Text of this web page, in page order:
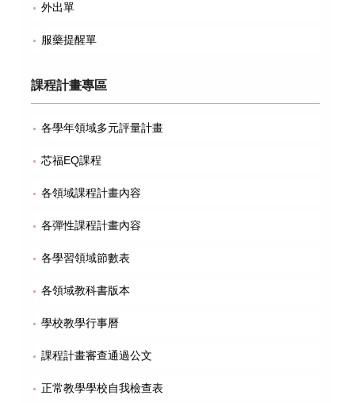
外出單
服藥提醒單
課程計畫專區
各學年領域多元評量計畫
芯福EQ課程
各領域課程計畫內容
各彈性課程計畫內容
各學習領域節數表
各領域教科書版本
學校教學行事曆
課程計畫審查通過公文
正常教學學校自我檢查表